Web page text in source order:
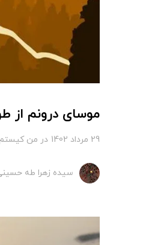
موسای درونم از
29 مرداد 1402 در من
سیده زهرا طه